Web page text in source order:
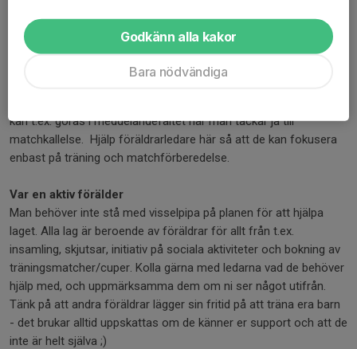
matchspel i olika åldrar.
kan t.ex. göras i meddelandefältet när man tackar ja till
matchkallelse. Hjälp föräldrarledare här så att de kan fokusera
enbast på träning och matchförberedelse.
Var en aktiv förälder
Man behöver inte stå med visselpipa på planen för att hjälpa
laget. Alla lag är beroende av föräldrar för allt från t.ex.
insamling, skjutsar, initiativ på sociala aktiviteter och bokning av
träningsmatcher/cuper. Kolla gärna med ledarna vad de behöver
hjälp med, och uppmärksamma dem om ni ser något utifrån.
Tänk på att andra föräldrar lägger sin fritid på att träna era barn
- det brukar alltid uppskattas om de känner er support och att de
inte är helt själva ;)
Godkänn alla kakor
Bara nödvändiga